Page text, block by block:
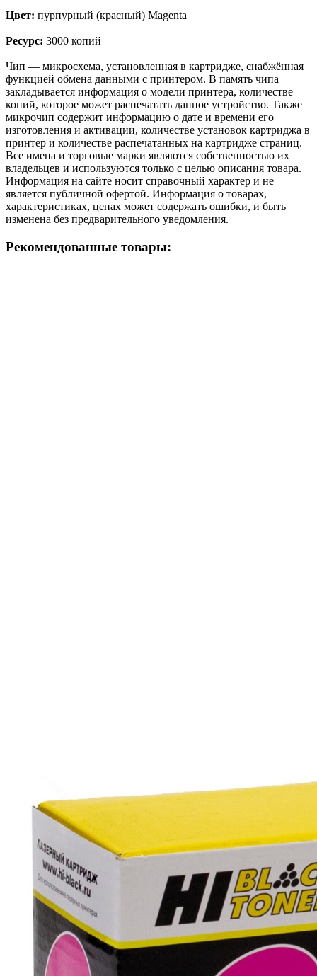
Цвет: пурпурный (красный) Magenta
Ресурс: 3000 копий
Чип — микросхема, установленная в картридже, снабжённая
функцией обмена данными с принтером. В память чипа
закладывается информация о модели принтера, количестве
копий, которое может распечатать данное устройство. Также
микрочип содержит информацию о дате и времени его
изготовления и активации, количестве установок картриджа в
принтер и количестве распечатанных на картридже страниц.
Все имена и торговые марки являются собственностью их
владельцев и используются только с целью описания товара.
Информация на сайте носит справочный характер и не
является публичной офертой. Информация о товарах,
характеристиках, ценах может содержать ошибки, и быть
изменена без предварительного уведомления.
Рекомендованные товары: